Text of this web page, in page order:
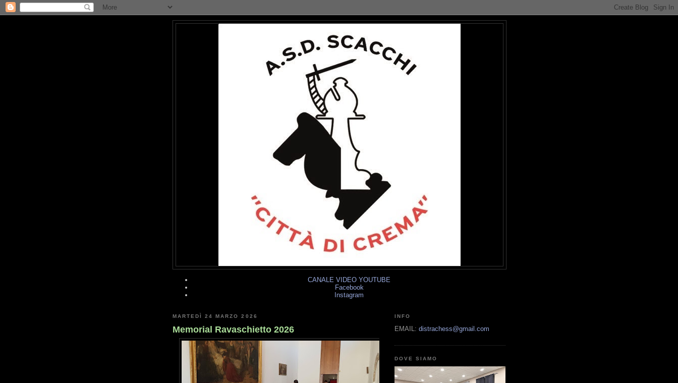
CANALE VIDEO YOUTUBE
Facebook
Instagram
MARTEDÌ 24 MARZO 2026
Memorial Ravaschietto 2026
INFO
EMAIL: distrachess@gmail.com
DOVE SIAMO